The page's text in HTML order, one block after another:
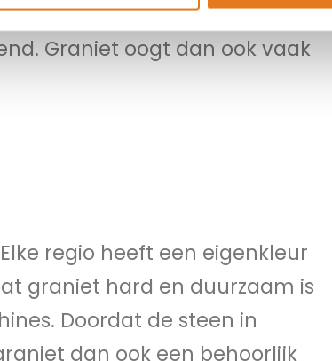
is een afgeleide van het
Graniet oogt dan ook vaak
regio heeft een eigenkleur
graniet hard en duurzaam is
Doordat de steen in
dan ook een behoorlijk